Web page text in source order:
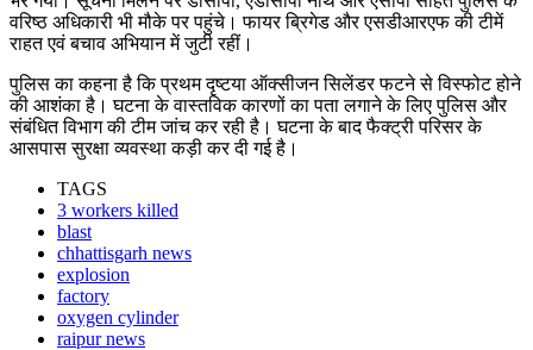
वरिष्ठ अधिकारी भी मौके पर पहुंचे। फायर ब्रिगेड और एसडीआरएफ की टीमें
राहत एवं बचाव अभियान में जुटी रहीं।
पुलिस का कहना है कि प्रथम दृष्टया ऑक्सीजन सिलेंडर फटने से विस्फोट होने
की आशंका है। घटना के वास्तविक कारणों का पता लगाने के लिए पुलिस और
संबंधित विभाग की टीम जांच कर रही है। घटना के बाद फैक्ट्री परिसर के
आसपास सुरक्षा व्यवस्था कड़ी कर दी गई है।
TAGS
3 workers killed
blast
chhattisgarh news
explosion
factory
oxygen cylinder
raipur news